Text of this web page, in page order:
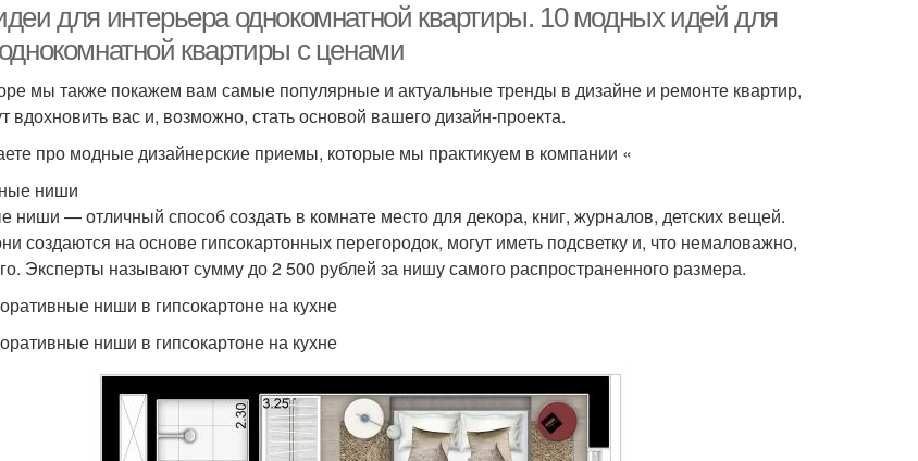
для интерьера однокомнатной квартиры. 10 модных идей для
квартиры с ценами
мы также покажем вам самые популярные и актуальные тренды в дизайне и ремонте квартир,
вдохновить вас и, возможно, стать основой вашего дизайн-проекта.
про модные дизайнерские приемы, которые мы практикуем в компании «
ниши
ниши — отличный способ создать в комнате место для декора, книг, журналов, детских вещей.
создаются на основе гипсокартонных перегородок, могут иметь подсветку и, что немаловажно,
Эксперты называют сумму до 2 500 рублей за нишу самого распространенного размера.
ниши в гипсокартоне на кухне
ниши в гипсокартоне на кухне